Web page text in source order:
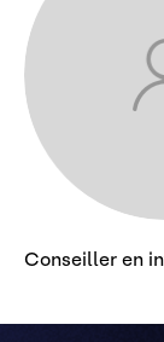
Conseiller en